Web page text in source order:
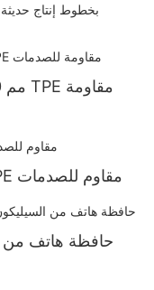
جراب هاتف Echo Tech 1.5 مم TPE مقاوم للصدمات
حافظة هاتف من